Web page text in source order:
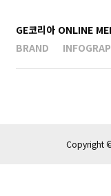
GE코리아 ONLINE
BRAND
Copyright